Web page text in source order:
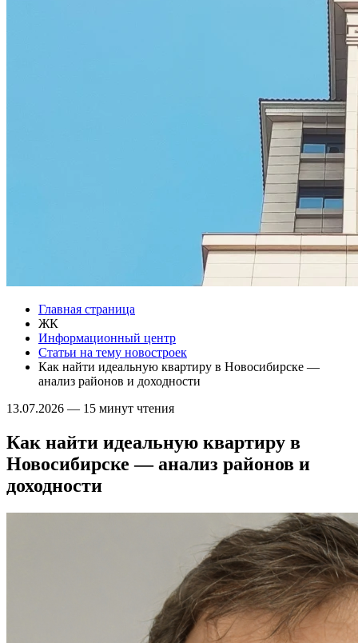
Главная страница
ЖК
Информационный центр
Статьи на тему новостроек
Как найти идеальную квартиру в Новосибирске —
анализ районов и доходности
13.07.2026 — 15 минут чтения
Как найти идеальную квартиру в
Новосибирске — анализ районов и
доходности